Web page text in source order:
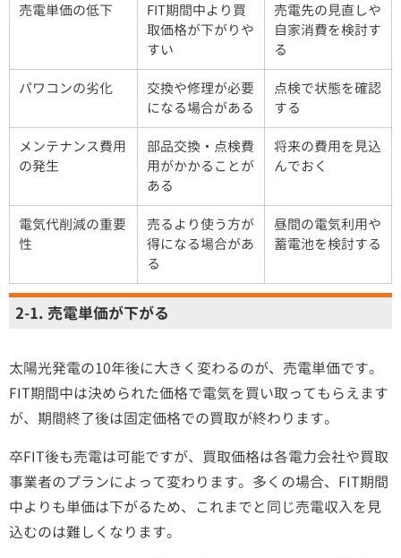
売電単価の低下
FIT期間中より買
取価格が下がりや
すい
売電先の見直しや
自家消費を検討す
る
パワコンの劣化
交換や修理が必要
になる場合がある
点検で状態を確認
する
メンテナンス費用
の発生
部品交換・点検費
用がかかることが
ある
将来の費用を見込
んでおく
電気代削減の重要
性
売るより使う方が
得になる場合があ
る
昼間の電気利用や
蓄電池を検討する
2-1. 売電単価が下がる
太陽光発電の10年後に大きく変わるのが、売電単価です。
FIT期間中は決められた価格で電気を買い取ってもらえます
が、期間終了後は固定価格での買取が終わります。
卒FIT後も売電は可能ですが、買取価格は各電力会社や買取
事業者のプランによって変わります。多くの場合、FIT期間
中よりも単価は下がるため、これまでと同じ売電収入を見
込むのは難しくなります。